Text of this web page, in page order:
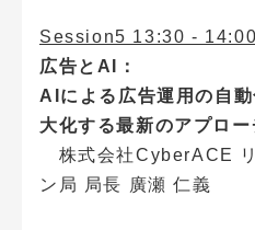
Session5 13:30 - 14:00
広告とAI：
AIによる広告運用の自
大化する最新のアプロー
株式会社CyberACE
ン局 局長 廣瀬 仁義